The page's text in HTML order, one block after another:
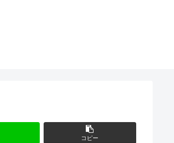
コピー